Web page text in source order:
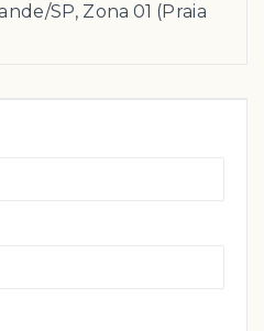
SP, Zona 01 (Praia